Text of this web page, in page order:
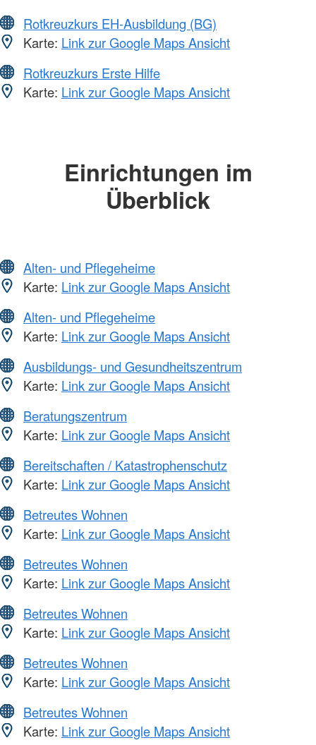
Rotkreuzkurs EH-Ausbildung (BG)
Karte: Link zur Google Maps Ansicht
Rotkreuzkurs Erste Hilfe
Karte: Link zur Google Maps Ansicht
Einrichtungen im
Überblick
Alten- und Pflegeheime
Karte: Link zur Google Maps Ansicht
Alten- und Pflegeheime
Karte: Link zur Google Maps Ansicht
Ausbildungs- und Gesundheitszentrum
Karte: Link zur Google Maps Ansicht
Beratungszentrum
Karte: Link zur Google Maps Ansicht
Bereitschaften / Katastrophenschutz
Karte: Link zur Google Maps Ansicht
Betreutes Wohnen
Karte: Link zur Google Maps Ansicht
Betreutes Wohnen
Karte: Link zur Google Maps Ansicht
Betreutes Wohnen
Karte: Link zur Google Maps Ansicht
Betreutes Wohnen
Karte: Link zur Google Maps Ansicht
Betreutes Wohnen
Karte: Link zur Google Maps Ansicht